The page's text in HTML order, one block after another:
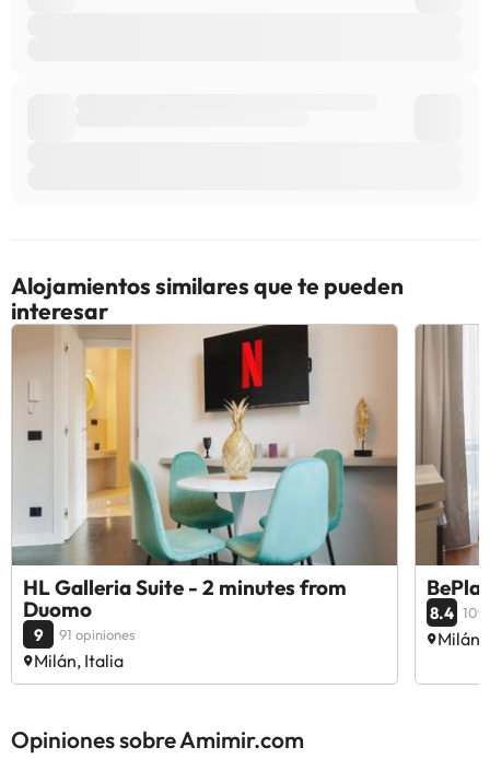
Alojamientos similares que te pueden
interesar
HL Galleria Suite - 2 minutes from
Duomo
9 91 opiniones
Milán, Italia
8.4 109
Milán,
Opiniones sobre Amimir.com